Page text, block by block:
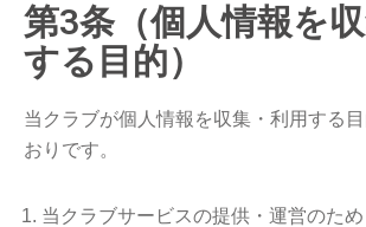
第3条（個人情報を
する目的）
当クラブが個人情報を収集・利用する
おりです。
当クラブサービスの提供・運営のため